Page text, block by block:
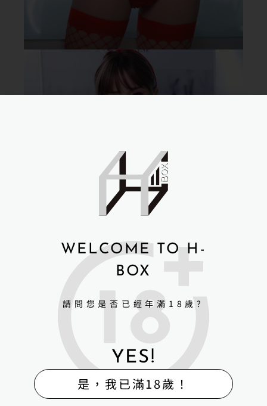
WELCOME TO H-
BOX
請問您是否已經年滿18歲?
YES!
是，我已滿18歲！